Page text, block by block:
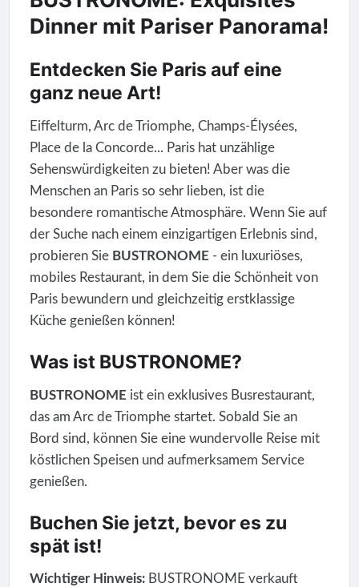
Dinner mit Pariser Panorama!
Entdecken Sie Paris auf eine
ganz neue Art!
Eiffelturm, Arc de Triomphe, Champs-Élysées,
Place de la Concorde... Paris hat unzählige
Sehenswürdigkeiten zu bieten! Aber was die
Menschen an Paris so sehr lieben, ist die
besondere romantische Atmosphäre. Wenn Sie auf
der Suche nach einem einzigartigen Erlebnis sind,
probieren Sie BUSTRONOME- ein luxuriöses,
mobiles Restaurant, in dem Sie die Schönheit von
Paris bewundern und gleichzeitig erstklassige
Küche genießen können!
Was ist BUSTRONOME?
BUSTRONOMEist ein exklusives Busrestaurant,
das am Arc de Triomphe startet. Sobald Sie an
Bord sind, können Sie eine wundervolle Reise mit
köstlichen Speisen und aufmerksamem Service
genießen.
Buchen Sie jetzt, bevor es zu
spät ist!
Wichtiger Hinweis:BUSTRONOME verkauft